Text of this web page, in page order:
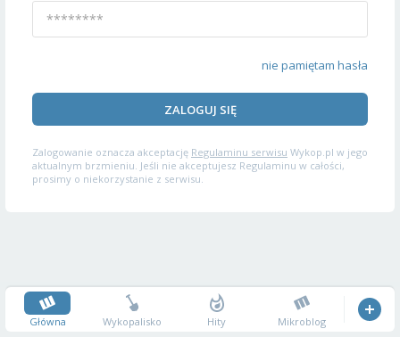
nie pamiętam hasła
ZALOGUJ SIĘ
Zalogowanie oznacza akceptację Regulaminu serwisu Wykop.pl w jego
aktualnym brzmieniu. Jeśli nie akceptujesz Regulaminu w całości,
prosimy o niekorzystanie z serwisu.
Główna Wykopalisko Hity Mikroblog